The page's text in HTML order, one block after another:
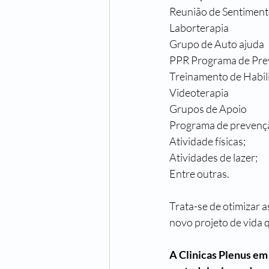
Reunião de
Laborterapia
Grupo de Auto ajuda
PPR Programa de
Treinamento de
Videoterapia
Grupos de Apoio
Programa de
Atividade físicas;
Atividades de lazer;
Entre outras.
Trata-se de otimizar
novo projeto de vida
A Clinicas Plenus